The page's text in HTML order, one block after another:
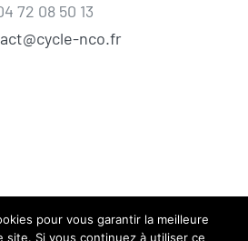
72 08 50 13
nco.fr
pour vous garantir la meilleure
site. Si vous continuez à utiliser ce